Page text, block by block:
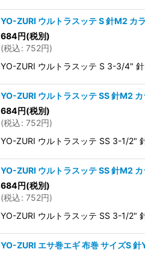
YO-ZURI ウルトラスッテ S 針M2 カ
684円(税別)
(税込: 752円)
YO-ZURI ウルトラスッテ S 3-3/4"
YO-ZURI ウルトラスッテ SS 針M2
684円(税別)
(税込: 752円)
YO-ZURI ウルトラスッテ SS 3-1/2"
YO-ZURI ウルトラスッテ SS 針M2
684円(税別)
(税込: 752円)
YO-ZURI ウルトラスッテ SS 3-1/2"
YO-ZURI エサ巻エギ 布巻 サイズS